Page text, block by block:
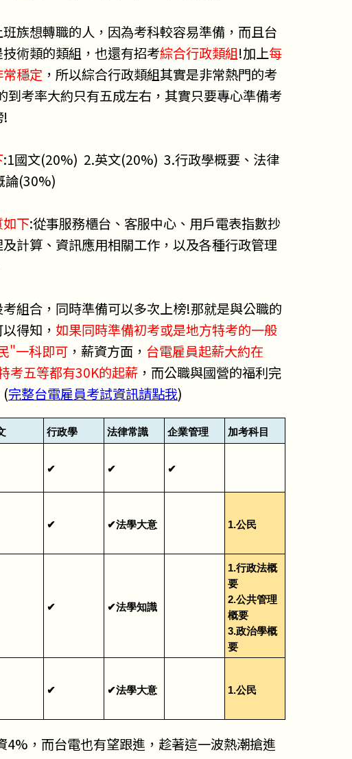
族想轉職的人，因為考科較容易準備，而且台
術類的類組，也還有招考綜合行政類組!加上每
穩定 ，所以綜合行政類組其實是非常熱門的考
到考率大約只有五成左右，其實只要專心準備考
!
:1國文(20%) 2.英文(20%) 3.行政學概要、法律
論(30%)
下:從事服務櫃台、客服中心、用戶電表指數抄
計算、資訊應用相關工作，以及各種行政管理
組合，同時準備可以多次上榜!那就是與公職的
得知， 如果同時準備初考或是地方特考的一般
"一科即可 ，薪資方面， 台電雇員起薪大約在
考五等都有30K的起薪 ，而公職與國營的福利完
完整台電雇員考試資訊請點我)
行政學 法律常識 企業管理 加考科目
✔ ✔ ✔
✔ ✔法學大意 1.公民
✔ ✔法學知識
1.行政法概
要
2.公共管理
概要
3.政治學概
要
✔ ✔法學大意 1.公民
4%，而台電也有望跟進，趁著這一波熱潮搶進